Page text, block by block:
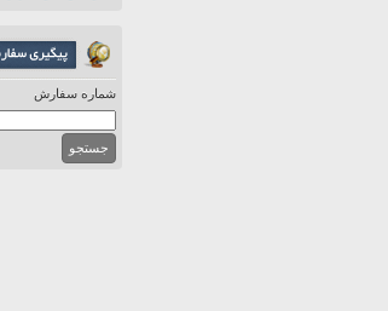
شماره سفارش